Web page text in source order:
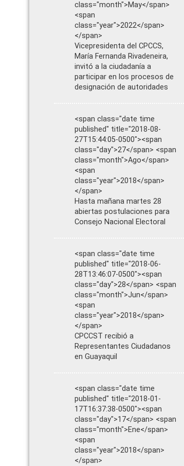
class="month">May</span>
<span
class="year">2022</span>
</span>
Vicepresidenta del CPCCS,
María Fernanda Rivadeneira,
invitó a la ciudadanía a
participar en los procesos de
designación de autoridades
<span class="date time
published" title="2018-08-
27T15:44:05-0500"><span
class="day">27</span> <span
class="month">Ago</span>
<span
class="year">2018</span>
</span>
Hasta mañana martes 28
abiertas postulaciones para
Consejo Nacional Electoral
<span class="date time
published" title="2018-06-
28T13:46:07-0500"><span
class="day">28</span> <span
class="month">Jun</span>
<span
class="year">2018</span>
</span>
CPCCST recibió a
Representantes Ciudadanos
en Guayaquil
<span class="date time
published" title="2018-01-
17T16:37:38-0500"><span
class="day">17</span> <span
class="month">Ene</span>
<span
class="year">2018</span>
</span>